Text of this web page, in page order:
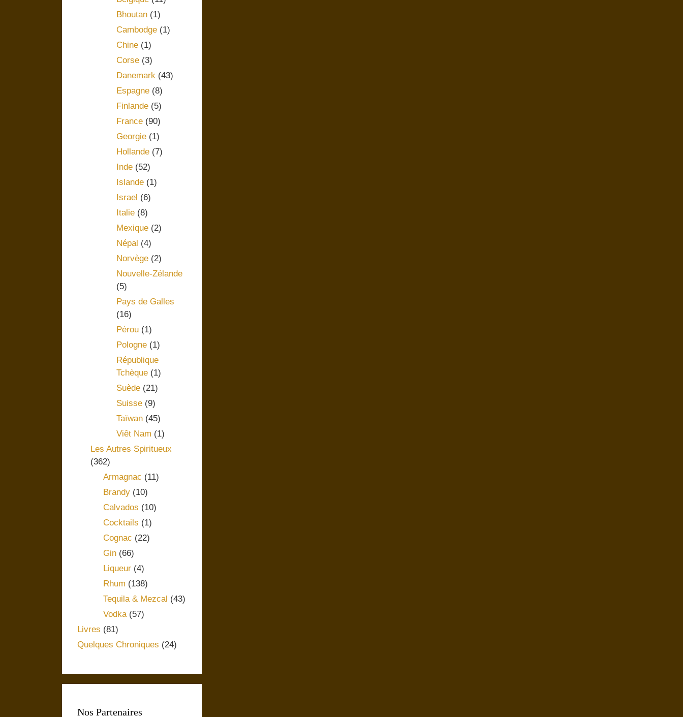
Bhoutan(1)
Cambodge(1)
Chine(1)
Corse(3)
Danemark (43)
Espagne(8)
Finlande(5)
France(90)
Georgie(1)
Hollande(7)
Inde(52)
Islande(1)
Israel (6)
Italie(8)
Mexique(2)
Népal (4)
Norvège(2)
Nouvelle-Zélande
(5)
Pays de Galles
(16)
Pérou(1)
Pologne(1)
République
Tchèque(1)
Suède(21)
Suisse(9)
Taïwan(45)
Viêt Nam (1)
Les Autres Spiritueux
(362)
Armagnac (11)
Brandy (10)
Calvados (10)
Cocktails (1)
Cognac (22)
Gin (66)
Liqueur (4)
Rhum (138)
Tequila & Mezcal (43)
Vodka (57)
Livres (81)
Quelques Chroniques (24)
Nos Partenaires